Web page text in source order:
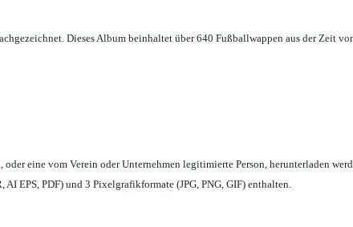
Dieses Album beinhaltet über 640 Fußballwappen aus der Zeit
oder eine vom Verein oder Unternehmen legitimierte Person, herunterladen
EPS, PDF) und 3 Pixelgrafikformate (JPG, PNG, GIF) enthalten.